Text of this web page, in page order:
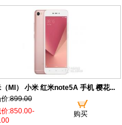
MI） 小米 红米note5A 手机 樱花...
:899.00
购买
:850.00-